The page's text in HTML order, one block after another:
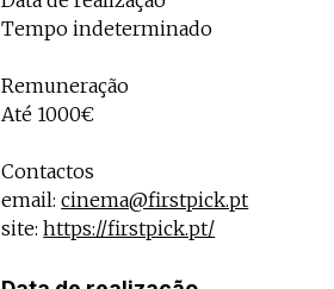
Tempo indeterminado
Remuneração
Até 1000€
Contactos
email:cinema@firstpick.pt
site:https://firstpick.pt/